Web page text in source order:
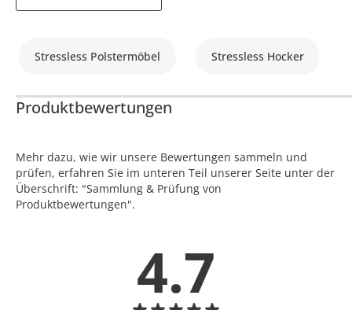
Stressless Polstermöbel Stressless Hocker
Produktbewertungen
Mehr dazu, wie wir unsere Bewertungen sammeln und
prüfen, erfahren Sie im unteren Teil unserer Seite unter der
Überschrift: "Sammlung & Prüfung von
Produktbewertungen".
4.7